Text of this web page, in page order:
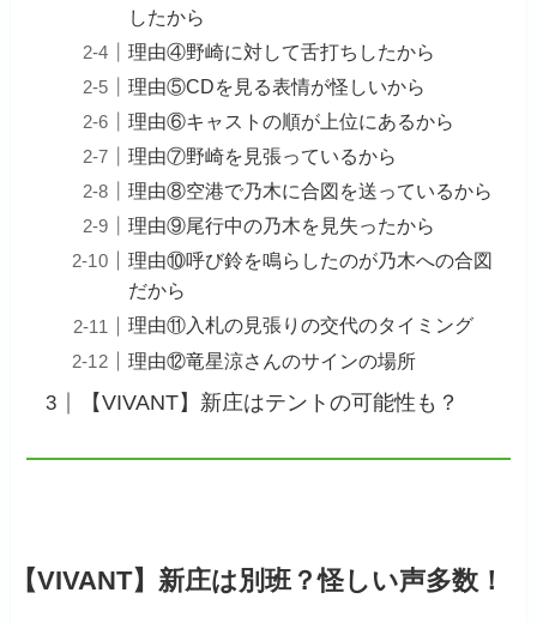
したから
理由④野崎に対して舌打ちしたから
理由⑤CDを見る表情が怪しいから
理由⑥キャストの順が上位にあるから
理由⑦野崎を見張っているから
理由⑧空港で乃木に合図を送っているから
理由⑨尾行中の乃木を見失ったから
理由⑩呼び鈴を鳴らしたのが乃木への合図
だから
理由⑪入札の見張りの交代のタイミング
理由⑫竜星涼さんのサインの場所
【VIVANT】新庄はテントの可能性も？
【VIVANT】新庄は別班？怪しい声多数！